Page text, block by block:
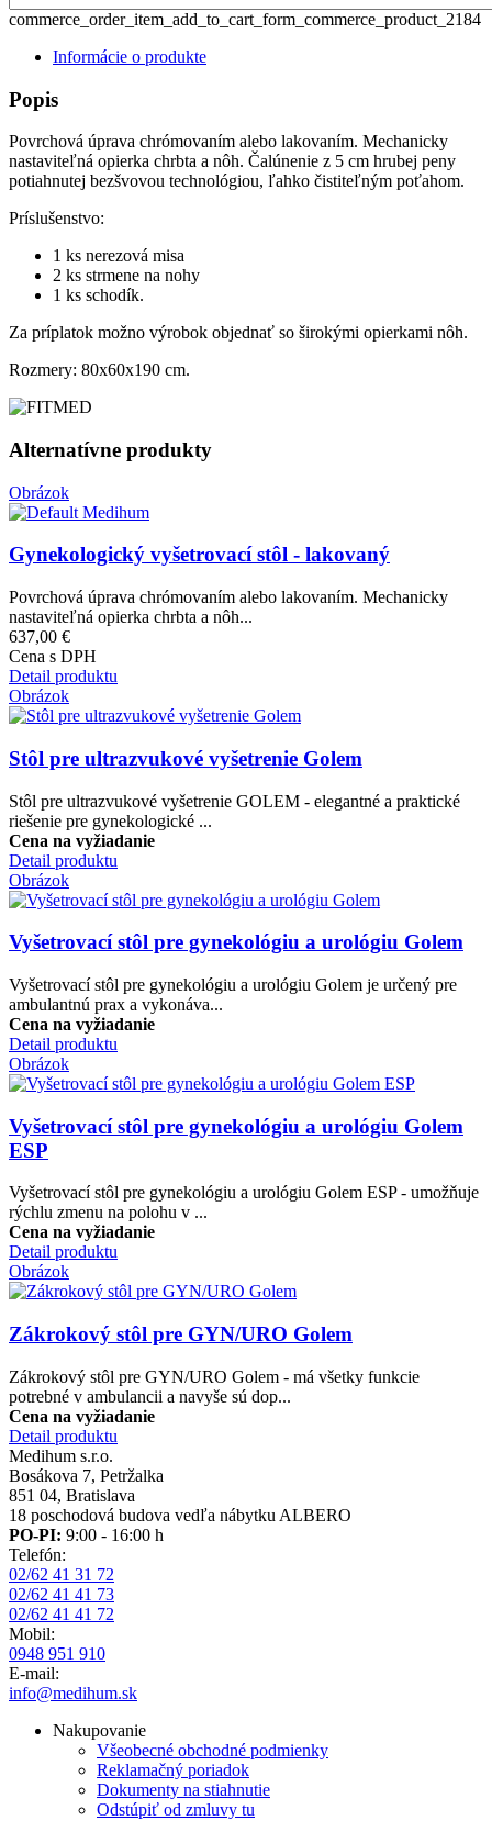
commerce_order_item_add_to_cart_form_commerce_product_2184
Informácie o produkte
Popis
Povrchová úprava chrómovaním alebo lakovaním. Mechanicky
nastaviteľná opierka chrbta a nôh. Čalúnenie z 5 cm hrubej peny
potiahnutej bezšvovou technológiou, ľahko čistiteľným poťahom.
Príslušenstvo:
1 ks nerezová misa
2 ks strmene na nohy
1 ks schodík.
Za príplatok možno výrobok objednať so širokými opierkami nôh.
Rozmery: 80x60x190 cm.
Alternatívne produkty
Obrázok
Gynekologický vyšetrovací stôl - lakovaný
Povrchová úprava chrómovaním alebo lakovaním. Mechanicky
nastaviteľná opierka chrbta a nôh...
637,00 €
Cena s DPH
Detail produktu
Obrázok
Stôl pre ultrazvukové vyšetrenie Golem
Stôl pre ultrazvukové vyšetrenie GOLEM - elegantné a praktické
riešenie pre gynekologické ...
Cena na vyžiadanie
Detail produktu
Obrázok
Vyšetrovací stôl pre gynekológiu a urológiu Golem
Vyšetrovací stôl pre gynekológiu a urológiu Golem je určený pre
ambulantnú prax a vykonáva...
Cena na vyžiadanie
Detail produktu
Obrázok
Vyšetrovací stôl pre gynekológiu a urológiu Golem
ESP
Vyšetrovací stôl pre gynekológiu a urológiu Golem ESP - umožňuje
rýchlu zmenu na polohu v ...
Cena na vyžiadanie
Detail produktu
Obrázok
Zákrokový stôl pre GYN/URO Golem
Zákrokový stôl pre GYN/URO Golem - má všetky funkcie
potrebné v ambulancii a navyše sú dop...
Cena na vyžiadanie
Detail produktu
Medihum s.r.o.
Bosákova 7, Petržalka
851 04, Bratislava
18 poschodová budova vedľa nábytku ALBERO
PO-PI: 9:00 - 16:00 h
Telefón:
02/62 41 31 72
02/62 41 41 73
02/62 41 41 72
Mobil:
0948 951 910
E-mail:
info@medihum.sk
Nakupovanie
Všeobecné obchodné podmienky
Reklamačný poriadok
Dokumenty na stiahnutie
Odstúpiť od zmluvy tu